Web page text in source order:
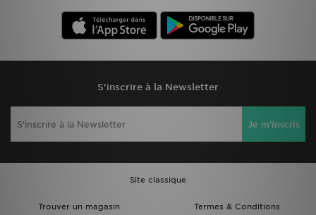
S'inscrire à la Newsletter
Je m'inscris
Site classique
Trouver un magasin
Termes & Conditions